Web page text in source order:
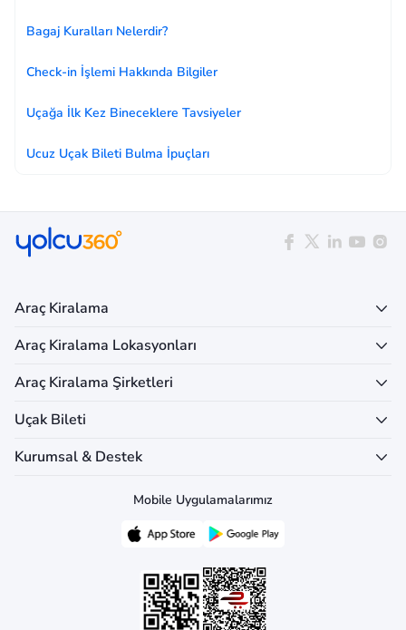
Bagaj Kuralları Nelerdir?
Check-in İşlemi Hakkında Bilgiler
Uçağa İlk Kez Bineceklere Tavsiyeler
Ucuz Uçak Bileti Bulma İpuçları
Araç Kiralama
Araç Kiralama Lokasyonları
Araç Kiralama Şirketleri
Uçak Bileti
Kurumsal & Destek
Mobile Uygulamalarımız